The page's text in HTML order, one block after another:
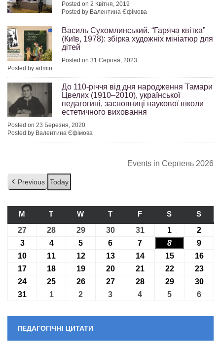
Posted on 2 Квітня, 2019
Posted by Валентина Єфімова
Василь Сухомлинський. “Гаряча квітка”
(Київ, 1978): збірка художніх мініатюр для
дітей
Posted on 31 Серпня, 2023
Posted by admin
До 110-річчя від дня народження Тамари
Цвелих (1910–2010), української
педагогині, засновниці наукової школи
естетичного виховання
Posted on 23 Березня, 2020
Posted by Валентина Єфімова
Events in Серпень 2026
Previous Today
M ПОНЕДІЛОК
T ВІВТОРОК
W СЕРЕДА
TЧЕТВЕР
FП’ЯТНИЦЯ
S СУБОТА
S
27 27.07.2026
28 28.07.2026
2929.07.2026
3030.07.2026
3131.07.2026
1 01.08.2026
2
303.08.2026
404.08.2026
5 05.08.2026
6 06.08.2026
7 07.08.2026
8 08.08.2026
9
10 10.08.2026
11 11.08.2026
1212.08.2026
1313.08.2026
1414.08.2026
1515.08.2026
16
17 17.08.2026
18 18.08.2026
1919.08.2026
2020.08.2026
2121.08.2026
2222.08.2026
23
24 24.08.2026
25 25.08.2026
2626.08.2026
2727.08.2026
2828.08.2026
2929.08.2026
30
31 31.08.2026
101.09.2026
2 02.09.2026
3 03.09.2026
4 04.09.2026
5 05.09.2026
6
ПЕДАГОГІЧНІ ЦИТАТИ